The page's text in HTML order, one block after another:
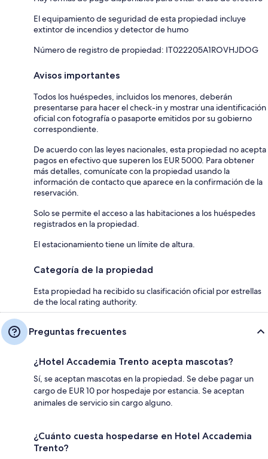
El equipamiento de seguridad de esta propiedad incluye
extintor de incendios y detector de humo
Número de registro de propiedad: IT022205A1ROVHJDOG
Avisos importantes
Todos los huéspedes, incluidos los menores, deberán
presentarse para hacer el check-in y mostrar una identificación
oficial con fotografía o pasaporte emitidos por su gobierno
correspondiente.
De acuerdo con las leyes nacionales, esta propiedad no acepta
pagos en efectivo que superen los EUR 5000. Para obtener
más detalles, comunícate con la propiedad usando la
información de contacto que aparece en la confirmación de la
reservación.
Solo se permite el acceso a las habitaciones a los huéspedes
registrados en la propiedad.
El estacionamiento tiene un límite de altura.
Categoría de la propiedad
Esta propiedad ha recibido su clasificación oficial por estrellas
de the local rating authority.
Preguntas frecuentes
¿Hotel Accademia Trento acepta mascotas?
Sí, se aceptan mascotas en la propiedad. Se debe pagar un
cargo de EUR 10 por hospedaje por estancia. Se aceptan
animales de servicio sin cargo alguno.
¿Cuánto cuesta hospedarse en Hotel Accademia
Trento?